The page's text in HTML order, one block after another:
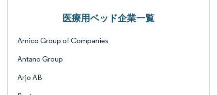
医療用ベッド企業一覧
Amico Group of Companies
Antano Group
Arjo AB